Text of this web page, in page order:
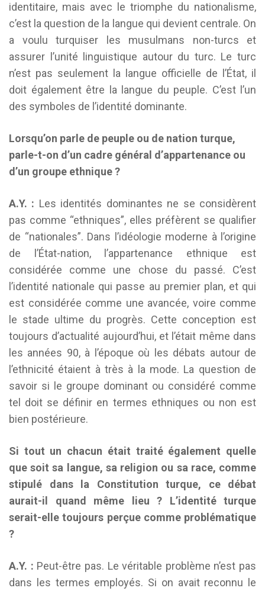
identitaire, mais avec le triomphe du nationalisme,
c’est la question de la langue qui devient centrale. On
a voulu turquiser les musulmans non-turcs et
assurer l’unité linguistique autour du turc. Le turc
n’est pas seulement la langue officielle de l’État, il
doit également être la langue du peuple. C’est l’un
des symboles de l’identité dominante.
Lorsqu’on parle de peuple ou de nation turque,
parle-t-on d’un cadre général d’appartenance ou
d’un groupe ethnique ?
A.Y. : Les identités dominantes ne se considèrent
pas comme “ethniques”, elles préfèrent se qualifier
de “nationales”. Dans l’idéologie moderne à l’origine
de l’État-nation, l’appartenance ethnique est
considérée comme une chose du passé. C’est
l’identité nationale qui passe au premier plan, et qui
est considérée comme une avancée, voire comme
le stade ultime du progrès. Cette conception est
toujours d’actualité aujourd’hui, et l’était même dans
les années 90, à l’époque où les débats autour de
l’ethnicité étaient à très à la mode. La question de
savoir si le groupe dominant ou considéré comme
tel doit se définir en termes ethniques ou non est
bien postérieure.
Si tout un chacun était traité également quelle
que soit sa langue, sa religion ou sa race, comme
stipulé dans la Constitution turque, ce débat
aurait-il quand même lieu ? L’identité turque
serait-elle toujours perçue comme problématique
?
A.Y. : Peut-être pas. Le véritable problème n’est pas
dans les termes employés. Si on avait reconnu le